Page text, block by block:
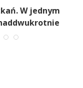
W jednym